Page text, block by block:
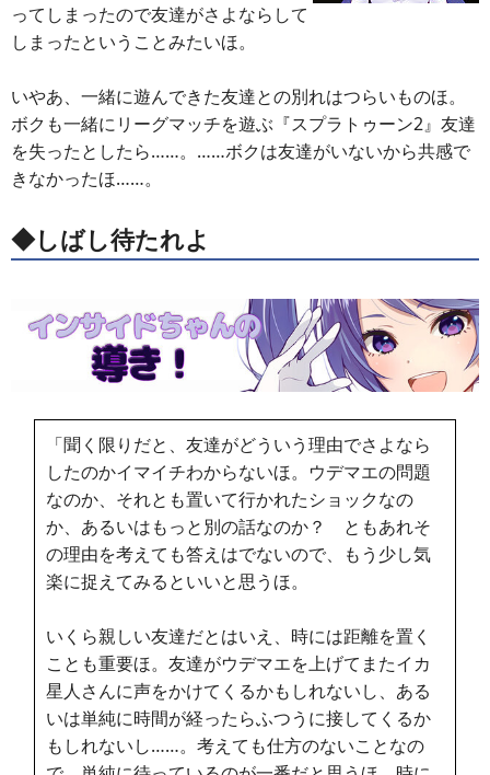
ってしまったので友達がさよならして
しまったということみたいほ。
いやあ、一緒に遊んできた友達との別れはつらいものほ。
ボクも一緒にリーグマッチを遊ぶ『スプラトゥーン2』友達
を失ったとしたら……。……ボクは友達がいないから共感で
きなかったほ……。
◆しばし待たれよ
「聞く限りだと、友達がどういう理由でさよなら
したのかイマイチわからないほ。ウデマエの問題
なのか、それとも置いて行かれたショックなの
か、あるいはもっと別の話なのか？ ともあれそ
の理由を考えても答えはでないので、もう少し気
楽に捉えてみるといいと思うほ。
いくら親しい友達だとはいえ、時には距離を置く
ことも重要ほ。友達がウデマエを上げてまたイカ
星人さんに声をかけてくるかもしれないし、ある
いは単純に時間が経ったらふつうに接してくるか
もしれないし……。考えても仕方のないことなの